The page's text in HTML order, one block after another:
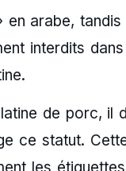
arabe, tandis
interdits
de porc, il
ce statut.